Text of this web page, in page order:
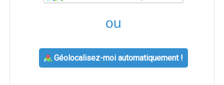
ou
Géolocalisez-moi automatiquement !